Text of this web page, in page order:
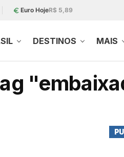
Euro HojeR$ 5,89
DESTINOS MAIS